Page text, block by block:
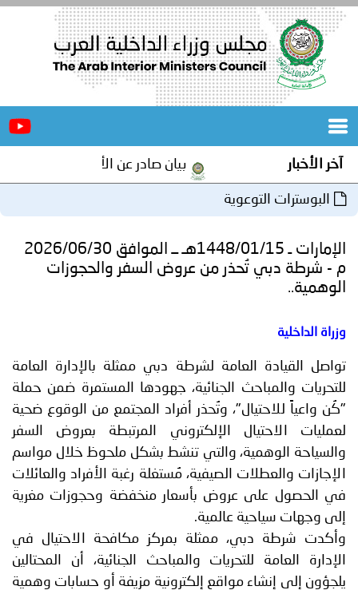
الرئيسية
المجلس
مؤتمرات
و
اجتماعات
جهود
و
إنجازات
برامج
توعوية
الخدمات
الإلكترونية
صور
أصداء
الأمانة
إعلانات
من
نحن
اتصل
بنا
آخر الأخبار بيان صادر عن الأمانة العامة لمجلس
البوسترات التوعوية
الإمارات ـ 1448/01/15هـ ــ الموافق 2026/06/30
م - شرطة دبي تُحذر من عروض السفر والحجوزات
الوهمية..
وزراة الداخلية
تواصل القيادة العامة لشرطة دبي ممثلة بالإدارة العامة
للتحريات والمباحث الجنائية، جهودها المستمرة ضمن حملة
"كُن واعياً للاحتيال"، وتُحذر أفراد المجتمع من الوقوع ضحية
لعمليات الاحتيال الإلكتروني المرتبطة بعروض السفر
والسياحة الوهمية، والتي تنشط بشكل ملحوظ خلال مواسم
الإجازات والعطلات الصيفية، مُستغلة رغبة الأفراد والعائلات
في الحصول على عروض بأسعار منخفضة وحجوزات مغرية
إلى وجهات سياحية عالمية.
وأكدت شرطة دبي، ممثلة بمركز مكافحة الاحتيال في
الإدارة العامة للتحريات والمباحث الجنائية، أن المحتالين
يلجؤون إلى إنشاء مواقع إلكترونية مزيفة أو حسابات وهمية